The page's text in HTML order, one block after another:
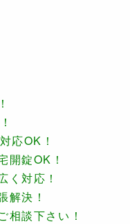
応OK！
開錠OK！
く対応！
解決！
相談下さい！